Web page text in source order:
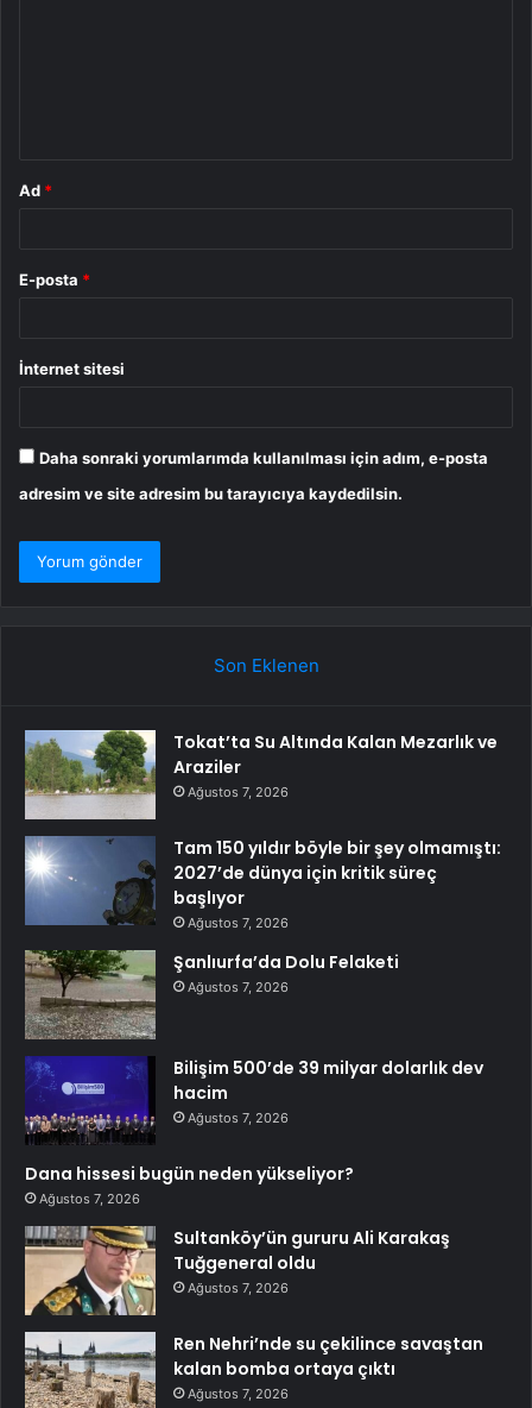
Ad *
E-posta *
İnternet sitesi
Daha sonraki yorumlarımda kullanılması için adım, e-posta
adresim ve site adresim bu tarayıcıya kaydedilsin.
Son Eklenen
Tokat’ta Su Altında Kalan Mezarlık ve
Araziler
Ağustos 7, 2026
Tam 150 yıldır böyle bir şey olmamıştı:
2027’de dünya için kritik süreç
başlıyor
Ağustos 7, 2026
Şanlıurfa’da Dolu Felaketi
Ağustos 7, 2026
Bilişim 500’de 39 milyar dolarlık dev
hacim
Ağustos 7, 2026
Dana hissesi bugün neden yükseliyor?
Ağustos 7, 2026
Sultanköy’ün gururu Ali Karakaş
Tuğgeneral oldu
Ağustos 7, 2026
Ren Nehri’nde su çekilince savaştan
kalan bomba ortaya çıktı
Ağustos 7, 2026